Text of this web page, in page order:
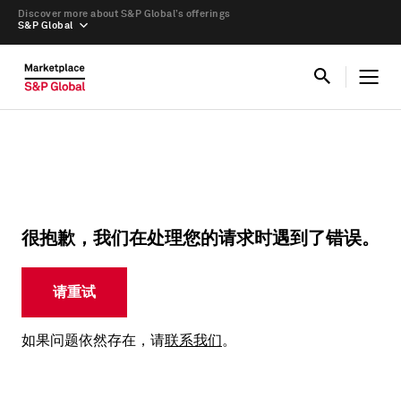
S&P Global
Discover more about S&P Global’s offerings
很抱歉，我们在处理您的请求时遇到了错误。
请重试
如果问题依然存在，请联系我们。